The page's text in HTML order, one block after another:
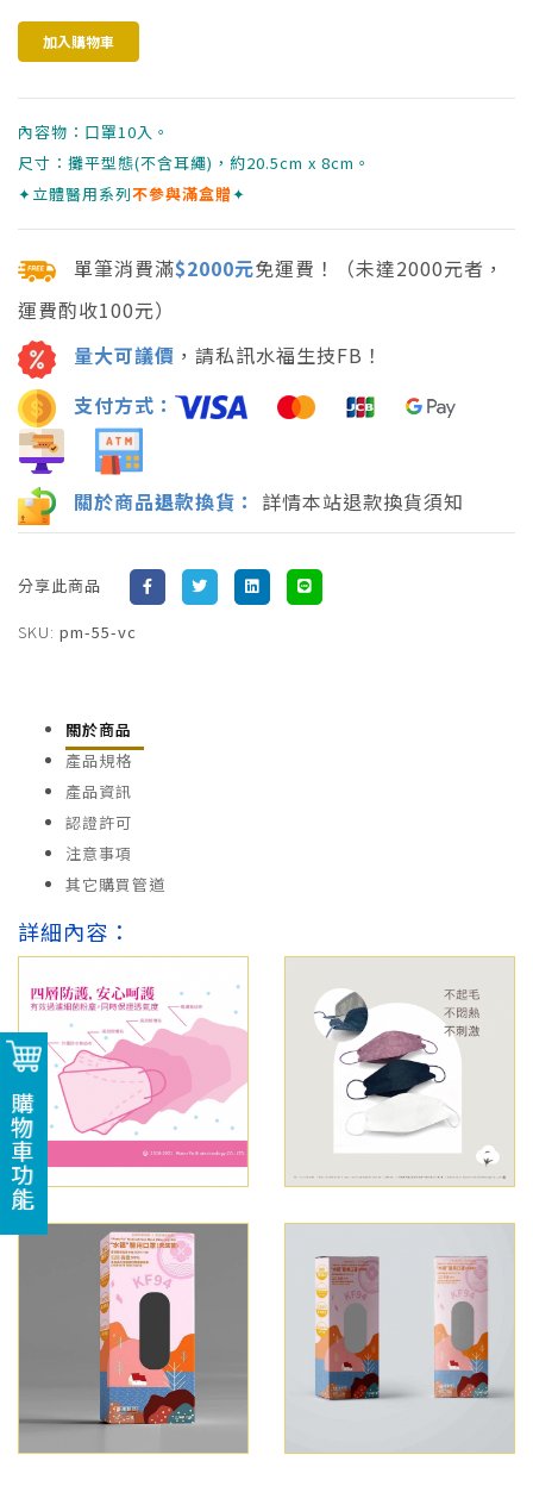
內容物：口罩10入。
尺寸：攤平型態(不含耳繩)，約20.5cm x 8cm。
✦立體醫用系列不參與滿盒贈✦
單筆消費滿$2000元免運費！（未達2000元者，
運費酌收100元）
量大可議價 ，請私訊水福生技FB！
支付方式：
關於商品退款換貨： 詳情本站退款換貨須知
分享此商品
SKU: pm-55-vc
關於商品
產品規格
產品資訊
認證許可
注意事項
其它購買管道
詳細內容：
購物車功能